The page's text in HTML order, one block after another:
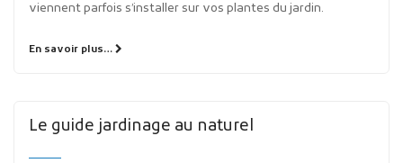
viennent parfois s’installer sur vos plantes du jardin.
En savoir plus…
Le guide jardinage au naturel